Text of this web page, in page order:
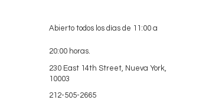
Abierto todos los días de 11:00 a
20:00 horas.
230 East 14th Street, Nueva York,
10003
212-505-2665